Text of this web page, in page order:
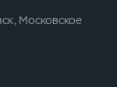
Московское